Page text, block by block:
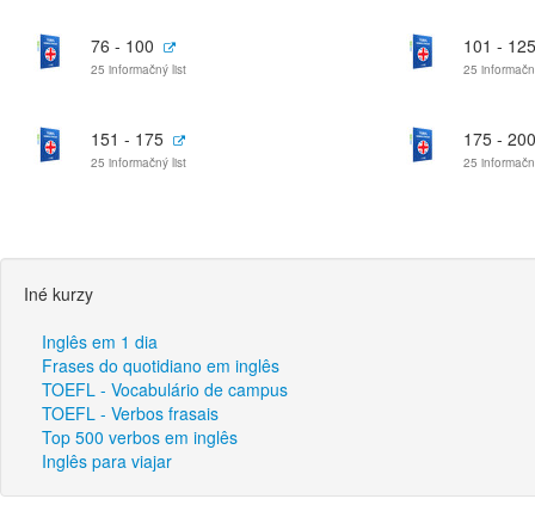
76 - 100
25 informačný list
101 - 125
25
151 - 175
25 informačný list
175 - 200
25
Iné kurzy
Inglês em 1 dia
Frases do quotidiano em inglês
TOEFL - Vocabulário de campus
TOEFL - Verbos frasais
Top 500 verbos em inglês
Inglês para viajar